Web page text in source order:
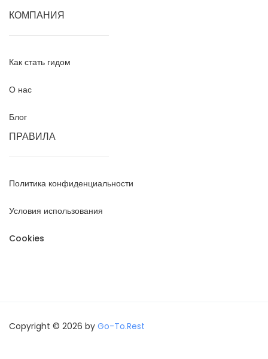
КОМПАНИЯ
Как стать гидом
О нас
Блог
ПРАВИЛА
Политика конфиденциальности
Условия использования
Cookies
Copyright © 2026 by Go-To.Rest